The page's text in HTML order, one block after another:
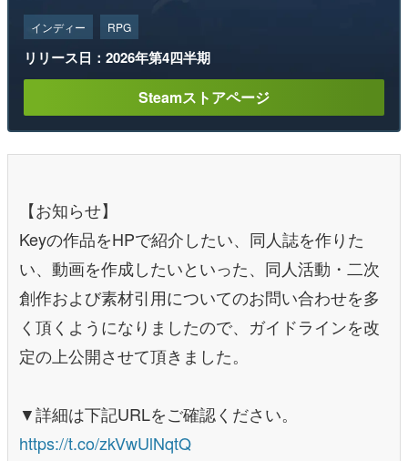
インディー RPG
リリース日：2026年第4四半期
Steamストアページ
【お知らせ】
Keyの作品をHPで紹介したい、同人誌を作りた
い、動画を作成したいといった、同人活動・二次
創作および素材引用についてのお問い合わせを多
く頂くようになりましたので、ガイドラインを改
定の上公開させて頂きました。
▼詳細は下記URLをご確認ください。
https://t.co/zkVwUlNqtQ